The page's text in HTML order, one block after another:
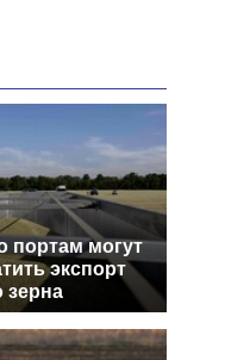
портам могут
экспорт
зерна